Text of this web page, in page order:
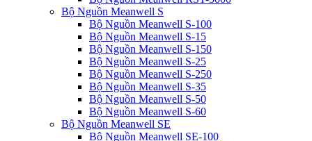
Bộ Nguồn Meanwell S
Bộ Nguồn Meanwell S-100
Bộ Nguồn Meanwell S-15
Bộ Nguồn Meanwell S-150
Bộ Nguồn Meanwell S-25
Bộ Nguồn Meanwell S-250
Bộ Nguồn Meanwell S-35
Bộ Nguồn Meanwell S-50
Bộ Nguồn Meanwell S-60
Bộ Nguồn Meanwell SE
Bộ Nguồn Meanwell SE-100